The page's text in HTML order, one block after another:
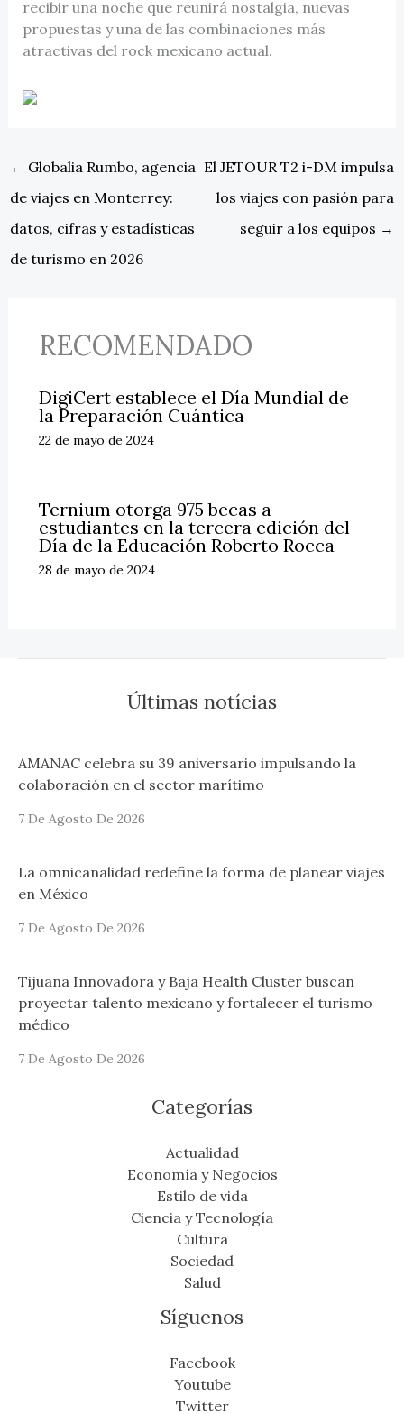
recibir una noche que reunirá nostalgia, nuevas
propuestas y una de las combinaciones más
atractivas del rock mexicano actual.
← Globalia Rumbo, agencia
de viajes en Monterrey:
datos, cifras y estadísticas
de turismo en 2026
El JETOUR T2 i-DM impulsa
los viajes con pasión para
seguir a los equipos →
RECOMENDADO
DigiCert establece el Día Mundial de
la Preparación Cuántica
22 de mayo de 2024
Ternium otorga 975 becas a
estudiantes en la tercera edición del
Día de la Educación Roberto Rocca
28 de mayo de 2024
Últimas notícias
AMANAC celebra su 39 aniversario impulsando la
colaboración en el sector marítimo
7 De Agosto De 2026
La omnicanalidad redefine la forma de planear viajes
en México
7 De Agosto De 2026
Tijuana Innovadora y Baja Health Cluster buscan
proyectar talento mexicano y fortalecer el turismo
médico
7 De Agosto De 2026
Categorías
Actualidad
Economía y Negocios
Estilo de vida
Ciencia y Tecnología
Cultura
Sociedad
Salud
Síguenos
Facebook
Youtube
Twitter